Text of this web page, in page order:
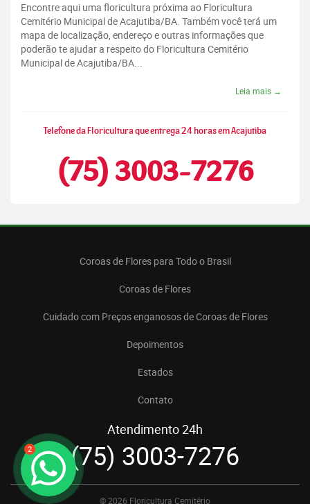
2
Encontre aqui uma floricultura próxima ao Floricultura
Cemitério Municipal de Acajutiba/BA. Também você terá um
mapa de localização, endereço e outras informações que
poderão te ajudar a respeito do Floricultura Cemitério
Municipal de Acajutiba/BA...
Leia mais →
Telefone da Floricultura que entrega 24 horas em Acajutiba
(75) 3003-7276
Coroas de Flores para Todo o Brasil
Coroas de Flores
Cuidado com Preços enganosos de Coroas de Flores
Depoimentos
Estados
Contato
Atendimento 24h
(75) 3003-7276
© 2026 Floricultura Cemitério